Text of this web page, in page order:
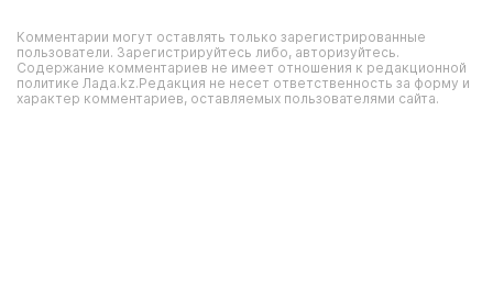
Комментарии могут оставлять только зарегистрированные
пользователи. Зарегистрируйтесь либо, авторизуйтесь.
Содержание комментариев не имеет отношения к редакционной
политике Лада.kz.Редакция не несет ответственность за форму и
характер комментариев, оставляемых пользователями сайта.